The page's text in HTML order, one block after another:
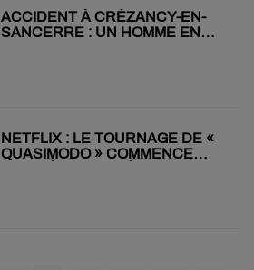
ACCIDENT À CRÉZANCY-EN-
SANCERRE : UN HOMME EN
NETFLIX : LE TOURNAGE DE «
QUASIMODO » COMMENCE